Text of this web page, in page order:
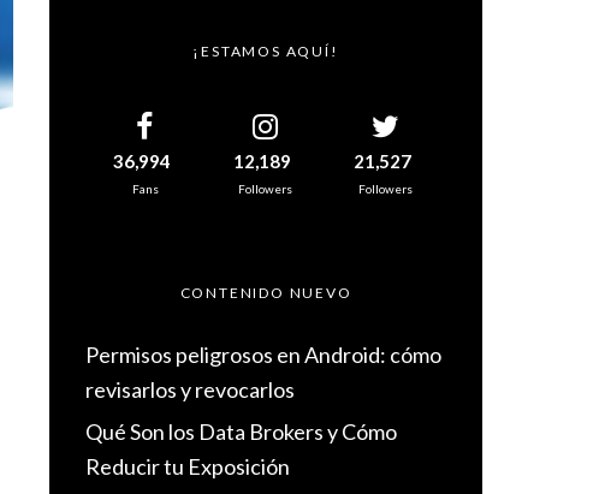
¡ESTAMOS AQUÍ!
36,994
Fans
12,189
Followers
21,527
Followers
CONTENIDO NUEVO
Permisos peligrosos en Android: cómo
revisarlos y revocarlos
Qué Son los Data Brokers y Cómo
Reducir tu Exposición